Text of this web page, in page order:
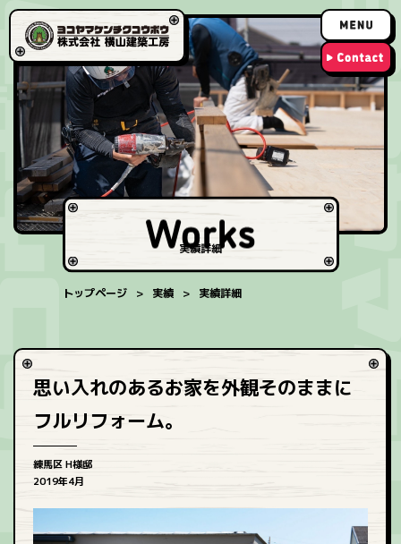
実績詳細
トップページ 実績 実績詳細
思い入れのあるお家を外観そのままに
フルリフォーム。
練馬区 H様邸
2019年4月